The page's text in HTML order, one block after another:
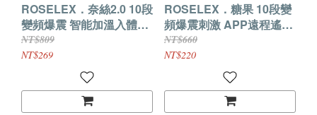
ROSELEX．奈絲2.0 10段
變頻爆震 智能加溫入體式
拉繩情趣跳蛋【基礎款-粉
色】
NT$809
NT$269
ROSELEX．糖果 10段變
頻爆震刺激 APP遠程遙控
迷你情趣跳蛋【粉色】
NT$660
NT$220